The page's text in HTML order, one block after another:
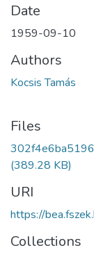
Date
1959-09-10
Authors
Kocsis Tamás
Files
(389.28 KB)
URI
https://
Collections